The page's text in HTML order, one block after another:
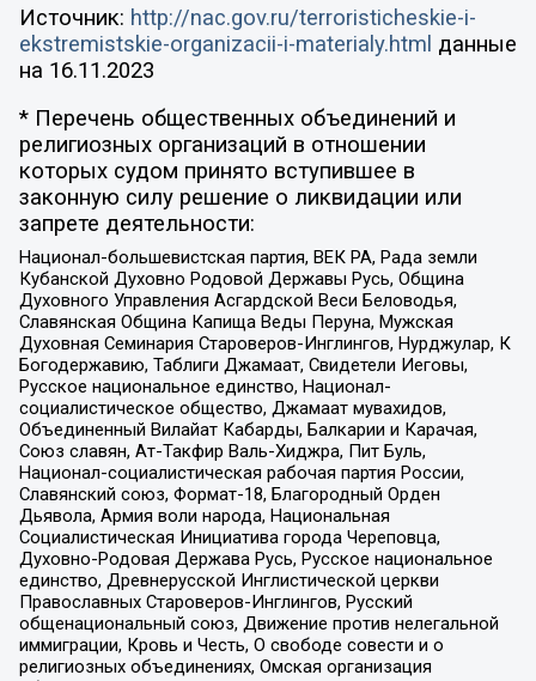
Источник: http://nac.gov.ru/terroristicheskie-i-
ekstremistskie-organizacii-i-materialy.html данные
на 16.11.2023
* Перечень общественных объединений и
религиозных организаций в отношении
которых судом принято вступившее в
законную силу решение о ликвидации или
запрете деятельности:
Национал-большевистская партия, ВЕК РА, Рада земли
Кубанской Духовно Родовой Державы Русь, Община
Духовного Управления Асгардской Веси Беловодья,
Славянская Община Капища Веды Перуна, Мужская
Духовная Семинария Староверов-Инглингов, Нурджулар, К
Богодержавию, Таблиги Джамаат, Свидетели Иеговы,
Русское национальное единство, Национал-
социалистическое общество, Джамаат мувахидов,
Объединенный Вилайат Кабарды, Балкарии и Карачая,
Союз славян, Ат-Такфир Валь-Хиджра, Пит Буль,
Национал-социалистическая рабочая партия России,
Славянский союз, Формат-18, Благородный Орден
Дьявола, Армия воли народа, Национальная
Социалистическая Инициатива города Череповца,
Духовно-Родовая Держава Русь, Русское национальное
единство, Древнерусской Инглистической церкви
Православных Староверов-Инглингов, Русский
общенациональный союз, Движение против нелегальной
иммиграции, Кровь и Честь, О свободе совести и о
религиозных объединениях, Омская организация